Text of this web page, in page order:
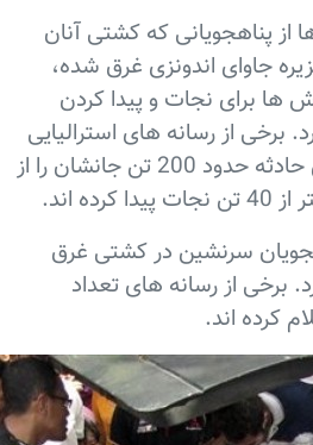
پناهجویانی که کشتی آنان
جاوای اندونزی غرق شده،
برای نجات و پیدا کردن
از رسانه های استرالیایی
اعلام کرده اند که در این حادثه حدود 200 تن جانشان را از
سرنشین در کشتی غرق
از رسانه های تعداد